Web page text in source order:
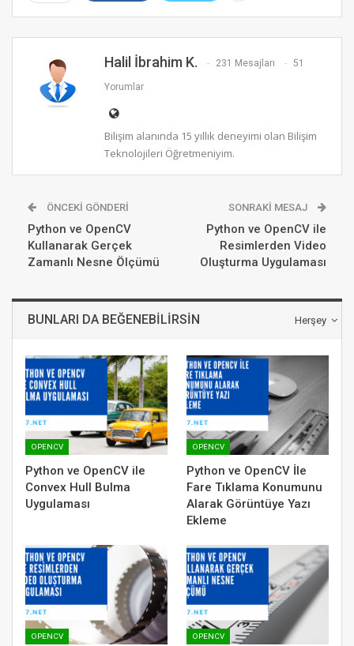
Halil İbrahim K. 231 Mesajları 51
Yorumlar
Bilişim alanında 15 yıllık deneyimi olan Bilişim
Teknolojileri Öğretmeniyim.
ÖNCEKI GÖNDERI
Python ve OpenCV
Kullanarak Gerçek
Zamanlı Nesne Ölçümü
SONRAKI MESAJ
Python ve OpenCV ile
Resimlerden Video
Oluşturma Uygulaması
Herşey
BUNLARI DA BEĞENEBILIRSIN
OPENCV
Python ve OpenCV ile
Convex Hull Bulma
Uygulaması
OPENCV
Python ve OpenCV İle
Fare Tıklama Konumunu
Alarak Görüntüye Yazı
Ekleme
OPENCV OPENCV